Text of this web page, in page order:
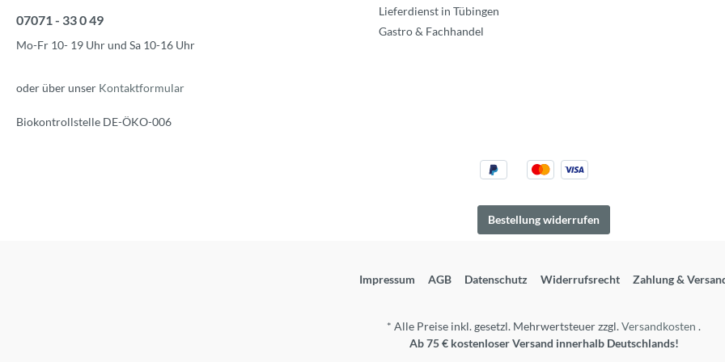
07071 - 33 0 49
Mo-Fr 10- 19 Uhr und Sa 10-16 Uhr
oder über unser Kontaktformular
Biokontrollstelle DE-ÖKO-006
Lieferdienst in Tübingen
Gastro & Fachhandel
Bestellung widerrufen
Impressum AGB Datenschutz Widerrufsrecht Zahlung &
* Alle Preise inkl. gesetzl. Mehrwertsteuer zzgl.Versandkosten .
Ab 75 € kostenloser Versand innerhalb Deutschlands!